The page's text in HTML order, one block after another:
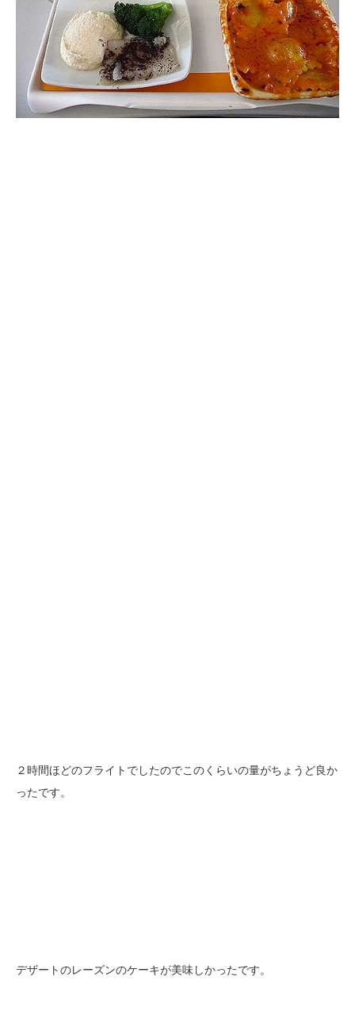
２時間ほどのフライトでしたのでこのくらいの量がちょうど良か
ったです。
デザートのレーズンのケーキが美味しかったです。